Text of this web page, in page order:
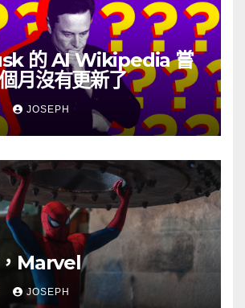
的 AI Wikipedia 嘗
月沒有更新了
JOSEPH
Marvel
JOSEPH